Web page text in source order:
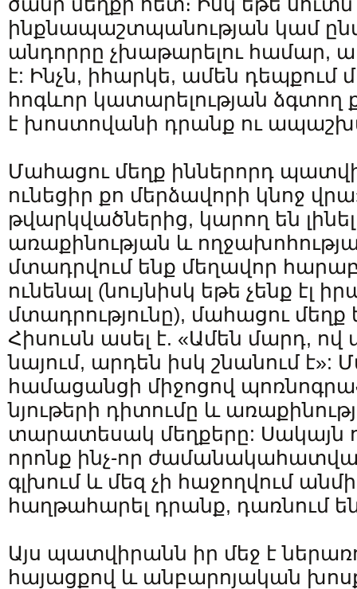
ինքնապաշտպանության կամ
անդորրը չխաթարելու համար,
է: Ինչն, իհարկե, ամեն դեպքում
հոգևոր կատարելության
է խոստովանի դրանք ու
Մահացու մեղք իններորդ
ունեցիր քո մերձավորի կնոջ
թվարկվածներից, կարող են լինել
առաքինության և
մտադրվում ենք մեղավոր
ունենալ (նույնիսկ եթե չենք էլ
մտադրությունը), մահացու մեղք
Հիսուսն ասել է. «Ամեն մարդ,
նայում, արդեն իսկ շնանում է»:
համացանցի միջոցով
նյութերի դիտումը և
տարատեսակ մեղքերը: Սակայն
որոնք ինչ-որ
գլխում և մեզ չի հաջողվում
հաղթահարել դրանք, դառնում են
Այս պատվիրանն իր մեջ է
հայացքով և անբարոյական